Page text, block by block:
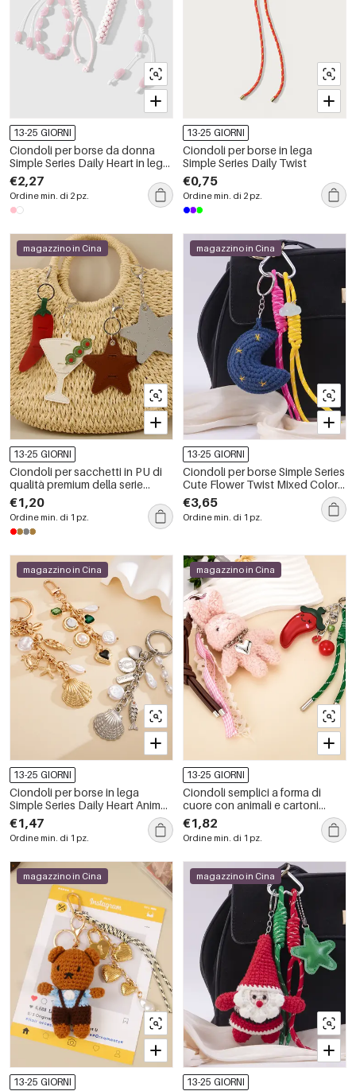
13-25 GIORNI
Ciondoli per borse da donna
Simple Series Daily Heart in lega,
con perline a tinta unita.
€2,27
Ordine min. di 2 pz.
13-25 GIORNI
Ciondoli per borse in lega
Simple Series Daily Twist
€0,75
Ordine min. di 2 pz.
magazzino in Cina
13-25 GIORNI
Ciondoli per sacchetti in PU di
qualità premium della serie
Simple Series Daily Star Food.
€1,20
Ordine min. di 1 pz.
magazzino in Cina
13-25 GIORNI
Ciondoli per borse Simple Series
Cute Flower Twist Mixed Color
Moon in poliestere.
€3,65
Ordine min. di 1 pz.
magazzino in Cina
13-25 GIORNI
Ciondoli per borse in lega
Simple Series Daily Heart Animal
Oceanic Style Beads Chain Shell
Fish Starfish.
€1,47
Ordine min. di 1 pz.
magazzino in Cina
13-25 GIORNI
Ciondoli semplici a forma di
cuore con animali e cartoni
animati per sacchetti di plastica.
€1,82
Ordine min. di 1 pz.
magazzino in Cina
13-25 GIORNI
magazzino in Cina
13-25 GIORNI